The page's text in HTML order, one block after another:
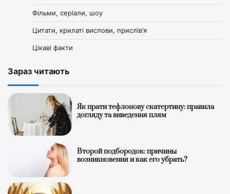
Фільми, серіали, шоу
Цитати, крилаті вислови, прислів’я
Цікаві факти
Зараз читають
Як прати тефлонову скатертину: правила
догляду та виведення плям
Второй подбородок: причины
возникновения и как его убрать?